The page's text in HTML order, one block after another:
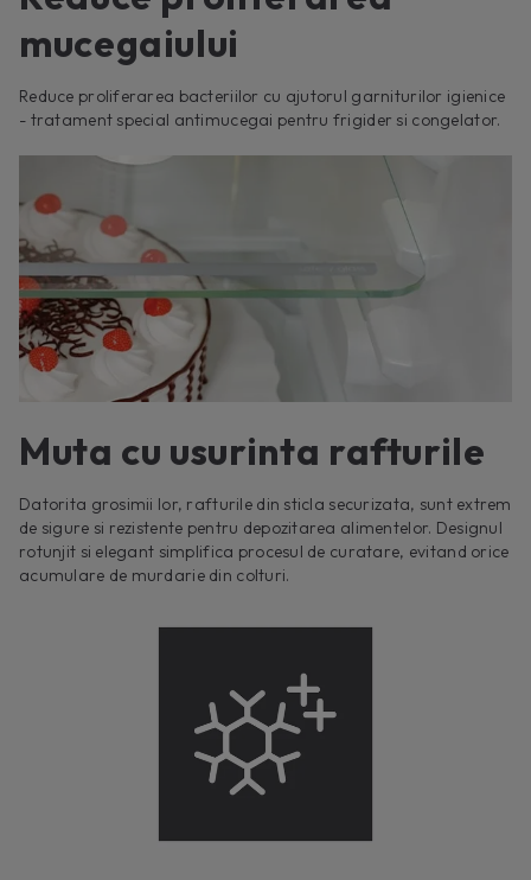
mucegaiului
Reduce proliferarea bacteriilor cu ajutorul garniturilor igienice
- tratament special antimucegai pentru frigider si congelator.
Muta cu usurinta rafturile
Datorita grosimii lor, rafturile din sticla securizata, sunt extrem
de sigure si rezistente pentru depozitarea alimentelor. Designul
rotunjit si elegant simplifica procesul de curatare, evitand orice
acumulare de murdarie din colturi.